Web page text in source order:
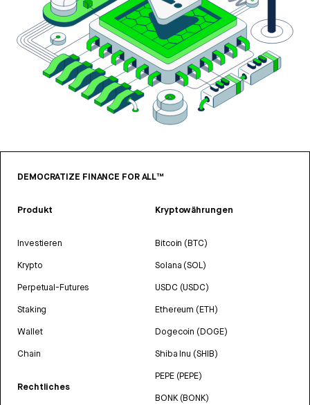
DEMOCRATIZE FINANCE FOR ALL™
Produkt
Investieren
Krypto
Perpetual-Futures
Staking
Wallet
Chain
Rechtliches
Kryptowährungen
Bitcoin (BTC)
Solana (SOL)
USDC (USDC)
Ethereum (ETH)
Dogecoin (DOGE)
Shiba Inu (SHIB)
PEPE (PEPE)
BONK (BONK)